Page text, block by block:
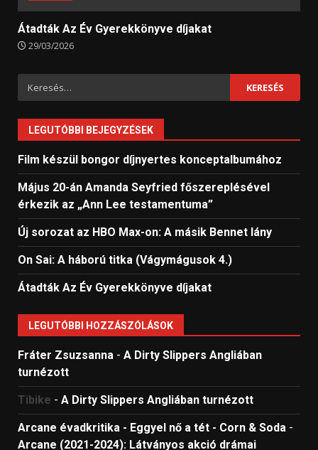
Átadták Az Év Gyerekkönyve díjakat
29/03/2026
Keresés:
LEGUTÓBBI BEJEGYZÉSEK
Film készül bongor díjnyertes konceptalbumához
Május 20-án Amanda Seyfried főszereplésével
érkezik az „Ann Lee testamentuma”
Új sorozat az HBO Max-on: A másik Bennet lány
On Sai: A ​háború titka (Vágymágusok 4.)
Átadták Az Év Gyerekkönyve díjakat
LEGUTÓBBI HOZZÁSZÓLÁSOK
Fráter Zsuzsanna - A Dirty Slippers Angliában
turnézott
Tibike - A Dirty Slippers Angliában turnézott
Arcane évadkritika - Eggyel nő a tét - Corn & Soda -
Arcane (2021-2024): Látványos akció drámai